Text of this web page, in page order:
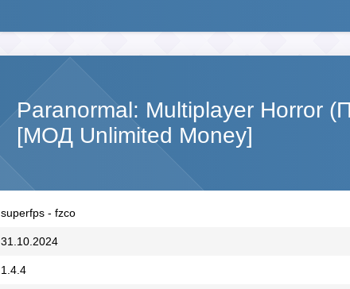
Paranormal: Multiplayer Horror
[МОД Unlimited Money]
superfps - fzco
31.10.2024
1.4.4